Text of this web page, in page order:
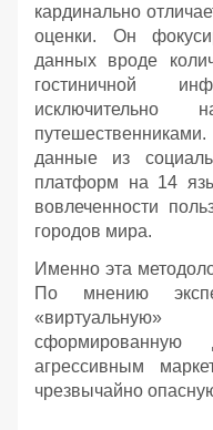
кардинально
оценки. Он
данных вроде
гостиничной
исключительно
данные из
платформ на 14
вовлеченности
городов мира.
Именно эта
По мнению
агрессивным
чрезвычайно